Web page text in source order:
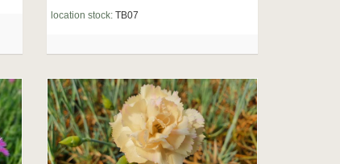
location stock:TB07